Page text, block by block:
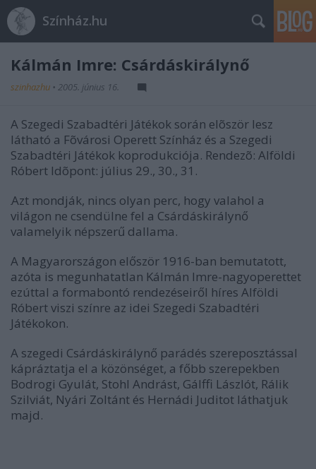
Színház.hu
Kálmán Imre: Csárdáskirálynő
szinhazhu • 2005. június 16.
A Szegedi Szabadtéri Játékok során elõször lesz
látható a Fõvárosi Operett Színház és a Szegedi
Szabadtéri Játékok koprodukciója. Rendezõ: Alföldi
Róbert Idõpont: július 29., 30., 31.
Azt mondják, nincs olyan perc, hogy valahol a
világon ne csendülne fel a Csárdáskirálynő
valamelyik népszerű dallama.
A Magyarországon először 1916-ban bemutatott,
azóta is megunhatatlan Kálmán Imre-nagyoperettet
ezúttal a formabontó rendezéseiről híres Alföldi
Róbert viszi színre az idei Szegedi Szabadtéri
Játékokon.
A szegedi Csárdáskirálynő parádés szereposztással
kápráztatja el a közönséget, a főbb szerepekben
Bodrogi Gyulát, Stohl Andrást, Gálffi Lászlót, Rálik
Szilviát, Nyári Zoltánt és Hernádi Juditot láthatjuk
majd.